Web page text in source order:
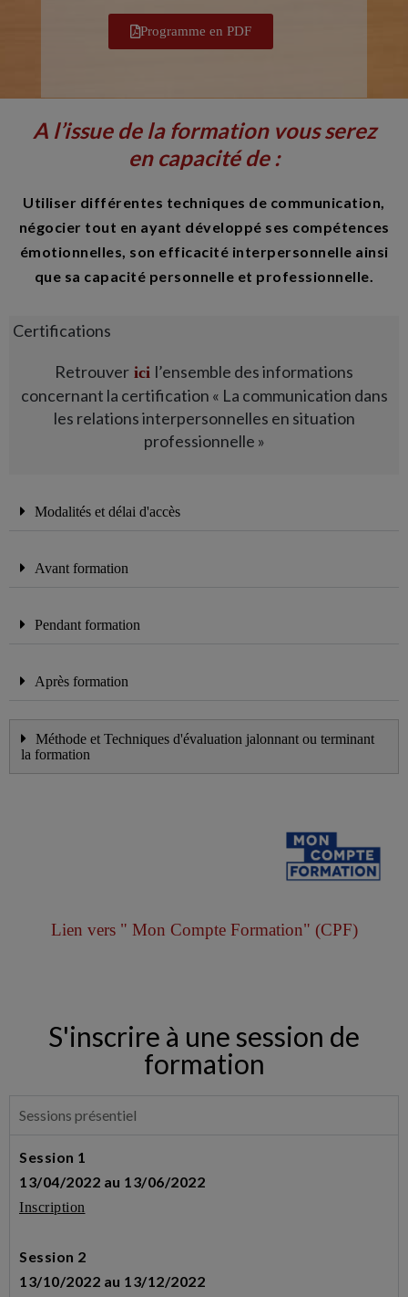
Programme en PDF
A l’issue de la formation vous serez
en capacité de :
Utiliser différentes techniques de communication,
négocier tout en ayant développé ses compétences
émotionnelles, son efficacité interpersonnelle ainsi
que sa capacité personnelle et professionnelle.
Certifications
Retrouver ici l’ensemble des informations
concernant la certification « La communication dans
les relations interpersonnelles en situation
professionnelle »
Modalités et délai d'accès
Avant formation
Pendant formation
Après formation
Méthode et Techniques d'évaluation jalonnant ou terminant
la formation
Lien vers " Mon Compte Formation" (CPF)
S'inscrire à une session de
formation
Sessions présentiel
Session 1
13/04/2022 au 13/06/2022
Inscription
Session 2
13/10/2022 au 13/12/2022